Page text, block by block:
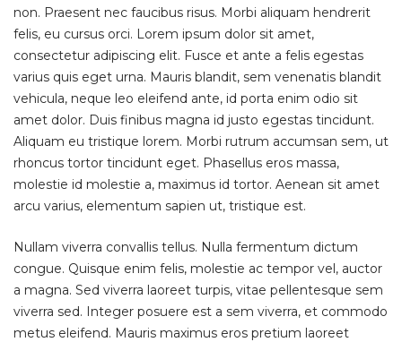
non. Praesent nec faucibus risus. Morbi aliquam hendrerit
felis, eu cursus orci. Lorem ipsum dolor sit amet,
consectetur adipiscing elit. Fusce et ante a felis egestas
varius quis eget urna. Mauris blandit, sem venenatis blandit
vehicula, neque leo eleifend ante, id porta enim odio sit
amet dolor. Duis finibus magna id justo egestas tincidunt.
Aliquam eu tristique lorem. Morbi rutrum accumsan sem, ut
rhoncus tortor tincidunt eget. Phasellus eros massa,
molestie id molestie a, maximus id tortor. Aenean sit amet
arcu varius, elementum sapien ut, tristique est.
Nullam viverra convallis tellus. Nulla fermentum dictum
congue. Quisque enim felis, molestie ac tempor vel, auctor
a magna. Sed viverra laoreet turpis, vitae pellentesque sem
viverra sed. Integer posuere est a sem viverra, et commodo
metus eleifend. Mauris maximus eros pretium laoreet